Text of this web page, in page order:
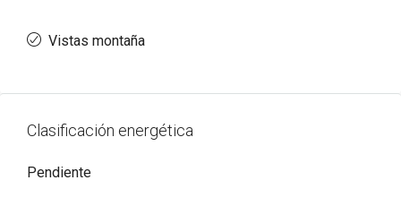
Vistas montaña
Clasificación energética
Pendiente